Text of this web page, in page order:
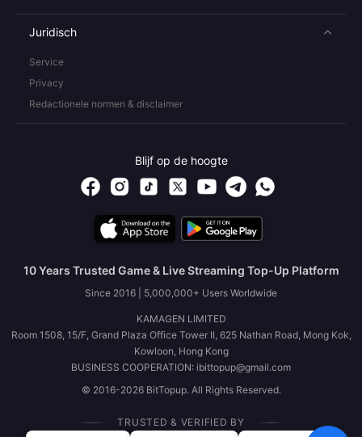
Juridisch
Service
Privacy
Redactionele normen & disclaimer
Blijf op de hoogte
10 Years Trusted Game & Live Streaming Top-Up Platform
Since 2016 | 5,000,000+ Users Worldwide
KAMAGEN LIMITED
Room 1508, 15/F, Grand Plaza Office Tower II, 625 Nathan Road, Mong Kok,
Kowloon, Hong Kong
BUSINESS COOPERATION: ibittopup@gmail.com
© 2016-2026 BitTopup. All Rights Reserved.
TRUSTED & VERIFIED BY